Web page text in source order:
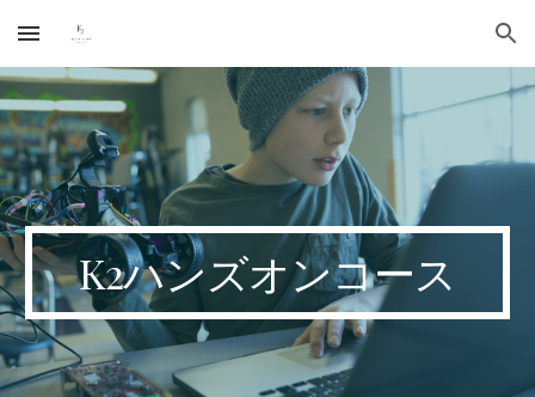
Skip to main content Skip to navigation
K2ハンズオンコース